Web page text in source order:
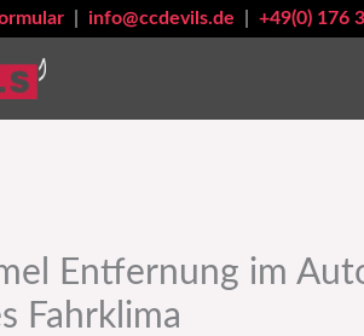
info@ccdevils.de +49(0) 176
Entfernung im
Fahrklima